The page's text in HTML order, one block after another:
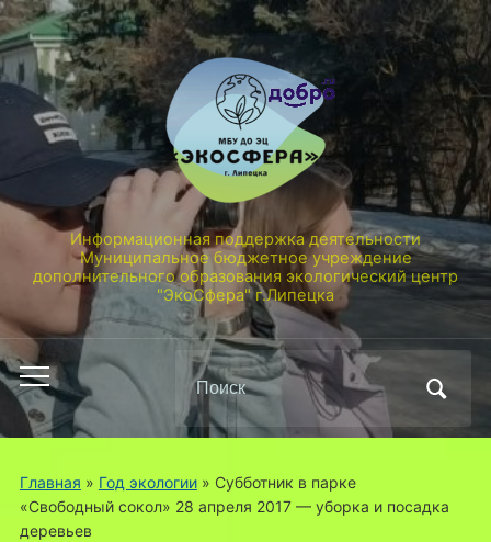
Информационная поддержка деятельности
Муниципальное бюджетное учреждение
дополнительного образования экологический центр
"ЭкоСфера" г.Липецка
Переключить
мобильное
меню
Поиск
по:
Главная » Год экологии» Субботник в парке
«Свободный сокол» 28 апреля 2017 — уборка и посадка
деревьев